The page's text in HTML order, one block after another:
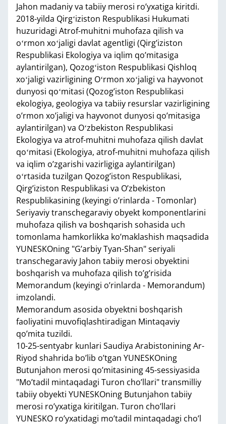
Jahon madaniy va tabiiy merosi ro’yxatiga kiritdi.
2018-yilda Qirgʻiziston Respublikasi Hukumati
huzuridagi Atrof-muhitni muhofaza qilish va
oʻrmon xoʻjaligi davlat agentligi (Qirg’iziston
Respublikasi Ekologiya va iqlim qo’mitasiga
aylantirilgan), Qozogʻiston Respublikasi Qishloq
xoʻjaligi vazirligining Oʻrmon xoʻjaligi va hayvonot
dunyosi qoʻmitasi (Qozog’iston Respublikasi
ekologiya, geologiya va tabiiy resurslar vazirligining
o’rmon xo’jaligi va hayvonot dunyosi qo’mitasiga
aylantirilgan) va Oʻzbekiston Respublikasi
Ekologiya va atrof-muhitni muhofaza qilish davlat
qoʻmitasi (Ekologiya, atrof-muhitni muhofaza qilish
va iqlim o’zgarishi vazirligiga aylantirilgan)
oʻrtasida tuzilgan Qozog’iston Respublikasi,
Qirg’iziston Respublikasi va O’zbekiston
Respublikasining (keyingi o’rinlarda - Tomonlar)
Seriyaviy transchegaraviy obyekt komponentlarini
muhofaza qilish va boshqarish sohasida uch
tomonlama hamkorlikka ko’maklashish maqsadida
YUNESKOning "G’arbiy Tyan-Shan" seriyali
transchegaraviy Jahon tabiiy merosi obyektini
boshqarish va muhofaza qilish to’g’risida
Memorandum (keyingi o’rinlarda - Memorandum)
imzolandi.
Memorandum asosida obyektni boshqarish
faoliyatini muvofiqlashtiradigan Mintaqaviy
qo’mita tuzildi.
10-25-sentyabr kunlari Saudiya Arabistonining Ar-
Riyod shahrida bo’lib o’tgan YUNESKOning
Butunjahon merosi qo’mitasining 45-sessiyasida
"Mo’tadil mintaqadagi Turon cho’llari" transmilliy
tabiiy obyekti YUNESKOning Butunjahon tabiiy
merosi ro’yxatiga kiritilgan. Turon cho’llari
YUNESKO ro’yxatidagi mo’tadil mintaqadagi cho’l